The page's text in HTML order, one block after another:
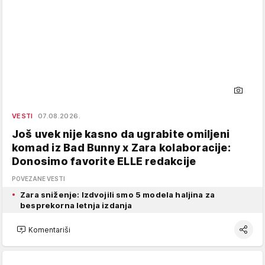
VESTI 07.08.2026.
Još uvek nije kasno da ugrabite omiljeni
komad iz Bad Bunny x Zara kolaboracije:
Donosimo favorite ELLE redakcije
POVEZANE VESTI
Zara sniženje: Izdvojili smo 5 modela haljina za
besprekorna letnja izdanja
Komentariši